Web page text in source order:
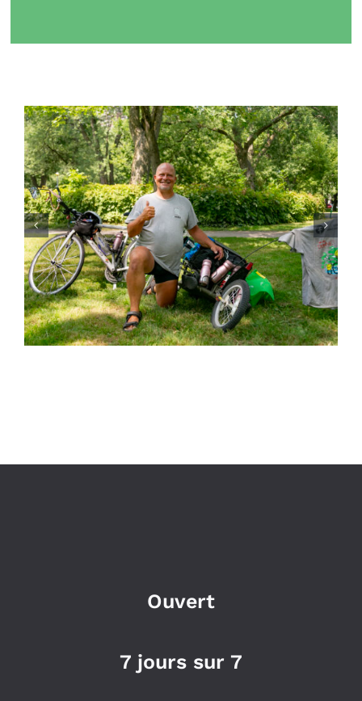
Stéphane Hébert :
Traverser le pays à vélo
pour sensibiliser au
don d’organes
Ouvert
7 jours sur 7